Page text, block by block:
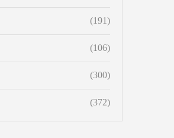
(191)
(106)
(300)
(372)